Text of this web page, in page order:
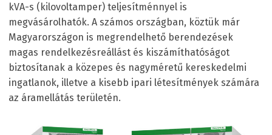
kVA-s (kilovoltamper) teljesítménnyel is
megvásárolhatók. A számos országban, köztük már
Magyarországon is megrendelhető berendezések
magas rendelkezésreállást és kiszámíthatóságot
biztosítanak a közepes és nagyméretű kereskedelmi
ingatlanok, illetve a kisebb ipari létesítmények számára
az áramellátás területén.